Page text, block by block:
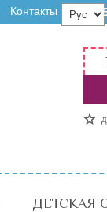
Контакты
ДЕТСКАЯ